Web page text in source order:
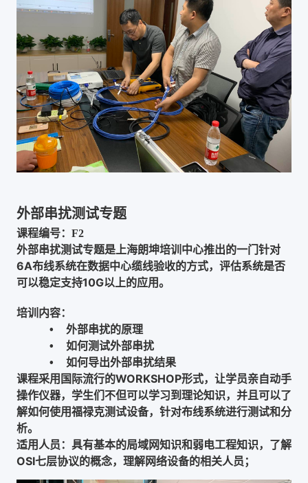
外部串扰测试专题
课程编号：F2
外部串扰测试专题是上海朗坤培训中心推出的一门针对
6A布线系统在数据中心缆线验收的方式，评估系统是否
可以稳定支持10G以上的应用。
培训内容：
•
外部串扰的原理
• 如何测试外部串扰
•
如何导出外部串扰结果
课程采用国际流行的WORKSHOP形式，让学员亲自动手
操作仪器，学生们不但可以学习到理论知识，并且可以了
解如何使用福禄克测试设备，针对布线系统进行测试和分
析。
适用人员：具有基本的局域网知识和弱电工程知识，了解
OSI七层协议的概念，理解网络设备的相关人员；